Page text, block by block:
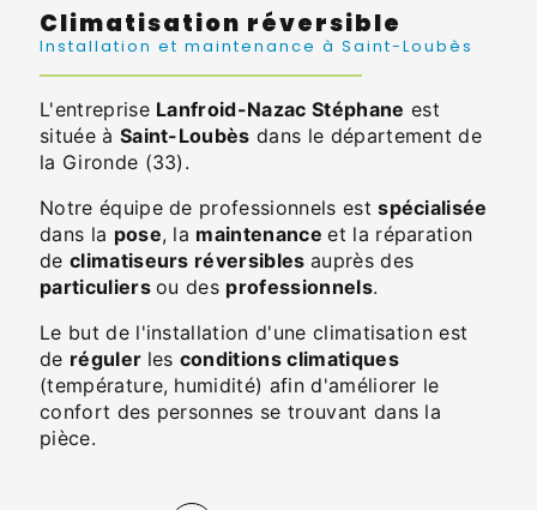
Climatisation réversible
Installation et maintenance à Saint-Loubès
L'entreprise Lanfroid-Nazac Stéphane est
située à Saint-Loubès dans le département de
la Gironde (33).
Notre équipe de professionnels estspécialisée
dans la pose, la maintenanceet la réparation
de climatiseurs réversibles auprès des
particuliersou des professionnels.
Le but de l'installation d'une climatisation est
de réguler les conditions climatiques
(température, humidité) afin d'améliorer le
confort des personnes se trouvant dans la
pièce.